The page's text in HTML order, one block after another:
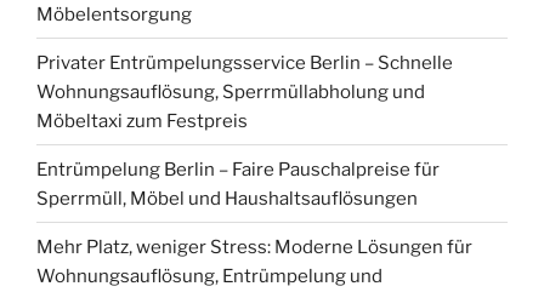
Möbelentsorgung
Privater Entrümpelungsservice Berlin – Schnelle
Wohnungsauflösung, Sperrmüllabholung und
Möbeltaxi zum Festpreis
Entrümpelung Berlin – Faire Pauschalpreise für
Sperrmüll, Möbel und Haushaltsauflösungen
Mehr Platz, weniger Stress: Moderne Lösungen für
Wohnungsauflösung, Entrümpelung und